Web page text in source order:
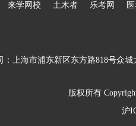
来学网校 土木者 乐考网
：上海市浦东新区东方路818号众城
版权所有
沪